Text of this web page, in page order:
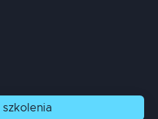
szkolenia